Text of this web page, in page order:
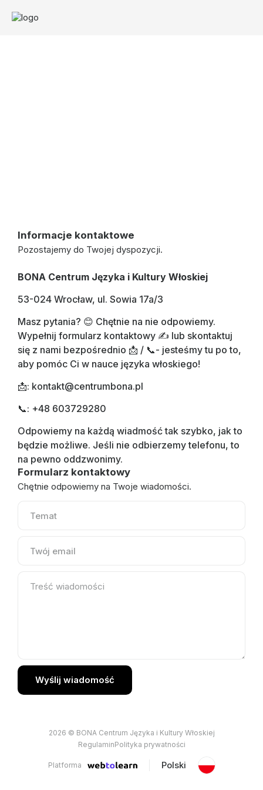
Informacje kontaktowe
Pozostajemy do Twojej dyspozycji.
BONA Centrum Języka i Kultury Włoskiej
53-024 Wrocław, ul. Sowia 17a/3
Masz pytania? 😊 Chętnie na nie odpowiemy.
Wypełnij formularz kontaktowy ✍️ lub skontaktuj
się z nami bezpośrednio 📩 / 📞- jesteśmy tu po to,
aby pomóc Ci w nauce języka włoskiego!
📩: kontakt@centrumbona.pl
📞: +48 603729280
Odpowiemy na każdą wiadmość tak szybko, jak to
będzie możliwe. Jeśli nie odbierzemy telefonu, to
na pewno oddzwonimy.
Formularz kontaktowy
Chętnie odpowiemy na Twoje wiadomości.
Wyślij wiadomość
2026 © BONA Centrum Języka i Kultury Włoskiej
RegulaminPolityka prywatności
Platforma Polski